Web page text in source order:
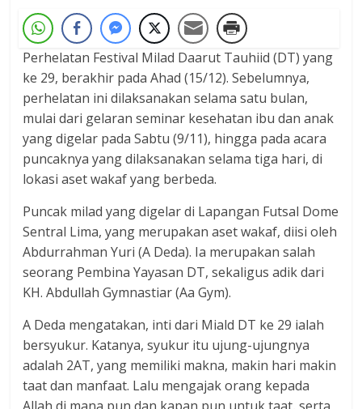
Perhelatan Festival Milad Daarut Tauhiid (DT) yang
ke 29, berakhir pada Ahad (15/12). Sebelumnya,
perhelatan ini dilaksanakan selama satu bulan,
mulai dari gelaran seminar kesehatan ibu dan anak
yang digelar pada Sabtu (9/11), hingga pada acara
puncaknya yang dilaksanakan selama tiga hari, di
lokasi aset wakaf yang berbeda.
Puncak milad yang digelar di Lapangan Futsal Dome
Sentral Lima, yang merupakan aset wakaf, diisi oleh
Abdurrahman Yuri (A Deda). Ia merupakan salah
seorang Pembina Yayasan DT, sekaligus adik dari
KH. Abdullah Gymnastiar (Aa Gym).
A Deda mengatakan, inti dari Miald DT ke 29 ialah
bersyukur. Katanya, syukur itu ujung-ujungnya
adalah 2AT, yang memiliki makna, makin hari makin
taat dan manfaat. Lalu mengajak orang kepada